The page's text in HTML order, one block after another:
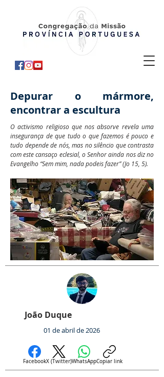
Depurar o mármore,
encontrar a escultura
O activismo religioso que nos absorve revela uma
insegurança de que tudo o que fazemos é pouco e
tudo depende de nós, mas no silêncio que contrasta
com este cansaço eclesial, o Senhor ainda nos diz no
Evangelho “Sem mim, nada podeis fazer” (Jo 15, 5).
João Duque
01 de abril de 2026
FacebookX (Twitter)WhatsAppCopiar link